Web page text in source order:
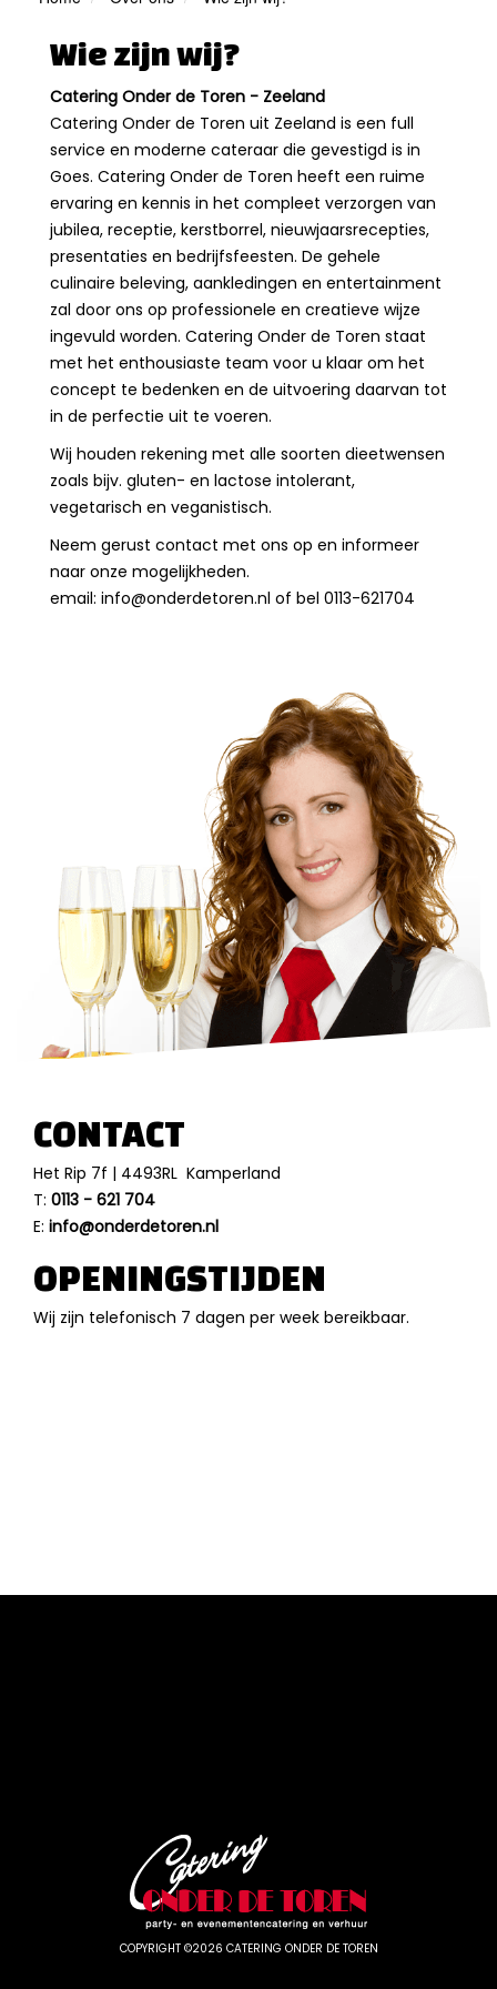
Wie zijn wij?
Catering Onder de Toren - Zeeland
Catering Onder de Toren uit Zeeland is een full
service en moderne cateraar die gevestigd is in
Goes. Catering Onder de Toren heeft een ruime
ervaring en kennis in het compleet verzorgen van
jubilea, receptie, kerstborrel, nieuwjaarsrecepties,
presentaties en bedrijfsfeesten. De gehele
culinaire beleving, aankledingen en entertainment
zal door ons op professionele en creatieve wijze
ingevuld worden. Catering Onder de Toren staat
met het enthousiaste team voor u klaar om het
concept te bedenken en de uitvoering daarvan tot
in de perfectie uit te voeren.
Wij houden rekening met alle soorten dieetwensen
zoals bijv. gluten- en lactose intolerant,
vegetarisch en veganistisch.
Neem gerust contact met ons op en informeer
naar onze mogelijkheden.
email: info@onderdetoren.nl of bel 0113-621704
CONTACT
Het Rip 7f | 4493RL Kamperland
T: 0113 - 621 704
E: info@onderdetoren.nl
OPENINGSTIJDEN
Wij zijn telefonisch 7 dagen per week bereikbaar.
COPYRIGHT ©2026 CATERING ONDER DE TOREN